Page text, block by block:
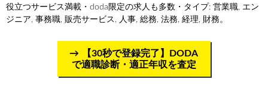
役立つサービス満載・doda限定の求人も多数・タイプ: 営業職, エン
ジニア, 事務職, 販売サービス, 人事, 総務, 法務, 経理, 財務。
【30秒で登録完了】DODA
で適職診断・適正年収を査定